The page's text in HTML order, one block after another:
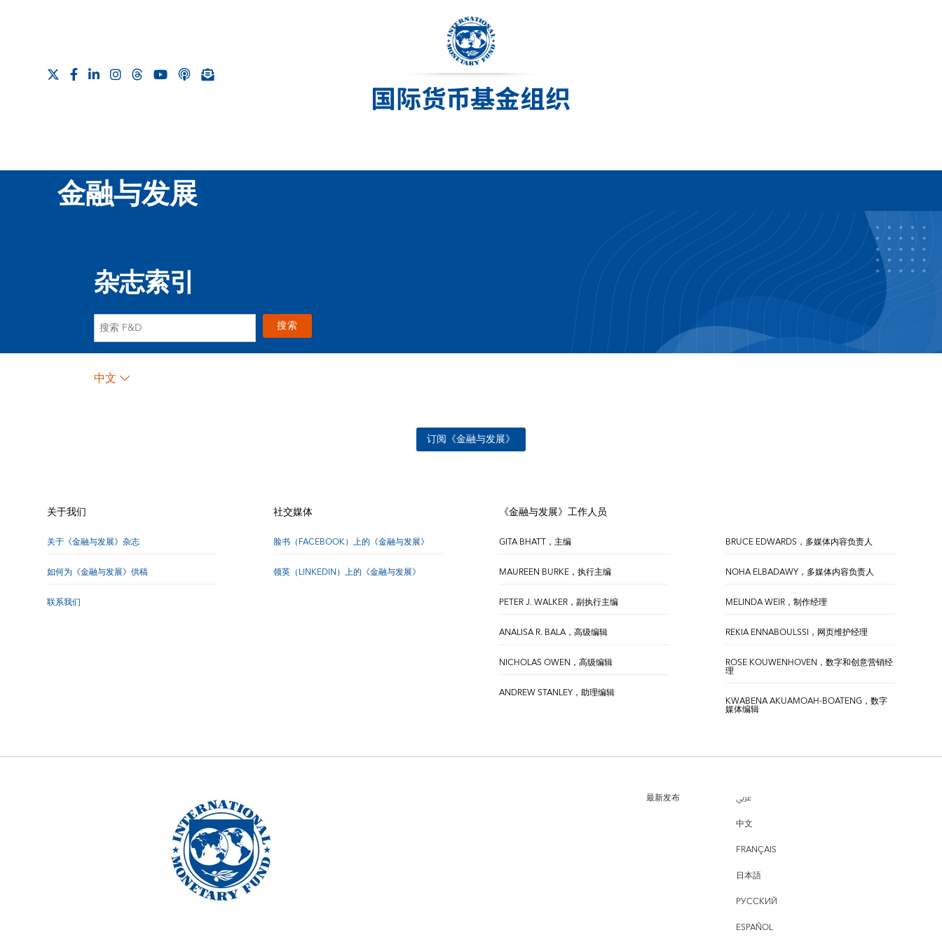
金融与发展
杂志索引
中文
订阅《金融与发展》
关于我们
关于《金融与发展》杂志
如何为《金融与发展》供稿
联系我们
社交媒体
脸书（FACEBOOK）上的《金融与发展》
领英（LINKEDIN）上的《金融与发展》
《金融与发展》工作人员
GITA BHATT，主编
MAUREEN BURKE，执行主编
PETER J. WALKER，副执行主编
ANALISA R. BALA，高级编辑
NICHOLAS OWEN，高级编辑
ANDREW STANLEY，助理编辑
BRUCE EDWARDS，多媒体内容负责人
NOHA ELBADAWY，多媒体内容负责人
MELINDA WEIR，制作经理
REKIA ENNABOULSSI，网页维护经理
ROSE KOUWENHOVEN，数字和创意营销经
理
KWABENA AKUAMOAH-BOATENG，数字
媒体编辑
最新发布
عربي
中文
FRANÇAIS
日本語
РУССКИЙ
ESPAÑOL